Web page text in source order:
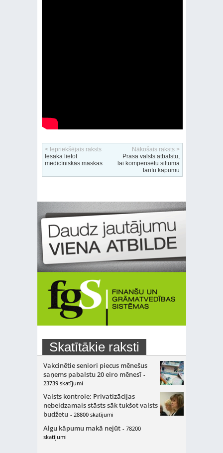
< Iepriekšējais raksts
Iesaka lietot
medicīniskās maskas
Nākošais raksts >
Prasa valsts atbalstu,
lai kompensētu siltuma
tarifu kāpumu
Skatītākie raksti
Vakcinētie seniori piecus mēnešus
saņems pabalstu 20 eiro mēnesī -
23739 skatījumi
Valsts kontrole: Privatizācijas
nebeidzamais stāsts sāk tukšot valsts
budžetu - 28800 skatījumi
Algu kāpumu makā nejūt - 78200
skatījumi